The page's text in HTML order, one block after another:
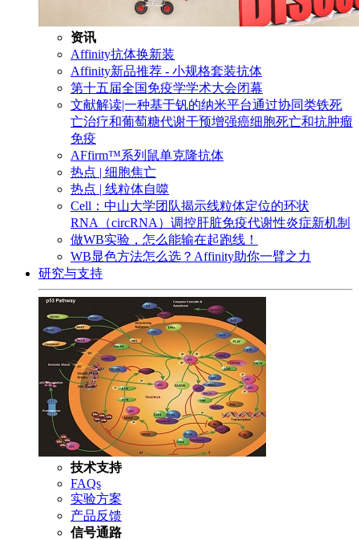
资讯
Affinity抗体换新装
Affinity新品推荐 - 小规格套装抗体
第十五届全国免疫学学术大会闭幕
文献解读|一种基于钒的纳米平台通过协同类铁死
亡治疗和葡萄糖代谢干预增强癌细胞死亡和抗肿瘤
免疫
AFfirm™系列鼠单克隆抗体
热点 | 细胞焦亡
热点 | 线粒体自噬
Cell：中山大学团队揭示线粒体定位的环状
RNA（circRNA）调控肝脏免疫代谢性炎症新机制
做WB实验，怎么能输在起跑线！
WB显色方法怎么选？Affinity助你一臂之力
研究与支持
技术支持
FAQs
实验方案
产品反馈
信号通路